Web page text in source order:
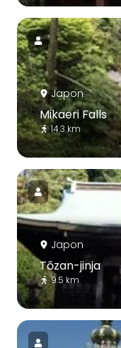
Japon
Mikaeri Falls
14.3 km
Japon
Tōzan-jinja
9.5 km